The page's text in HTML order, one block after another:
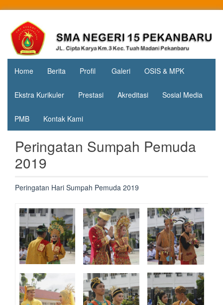
contentSMA
Negeri 15
Pekanbaru
Jl. Cipta
Karya
KM.3, Kec.
Tuah
Madani,
Home Berita Profil Galeri OSIS & MPK
Ekstra Kurikuler Prestasi Akreditasi Sosial Media
PMB Kontak Kami
Peringatan Sumpah Pemuda
2019
Peringatan Hari Sumpah Pemuda 2019